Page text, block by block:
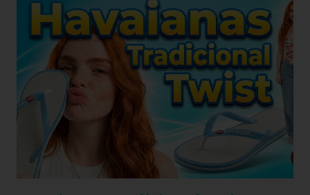
que um look com chinelo, não é mesmo? Não se preocupe,
existem ótimas técnicas que você pode usar para limpar e
deixar seu chinelo branco brilhando novamente. Aprenda
como fazer isso agora mesmo! Um chinelo que combina
muito bem com peças jeans é o chinelo havaianas modelo
tradicional, o modelo bicolor da havaianas. Principalmente o
modelo na versão branco e azul claro. Como manter
havaianas branca O chinelo branco é uma peça elegante que
combina com quase tudo, mas precisa de um pouco de ...